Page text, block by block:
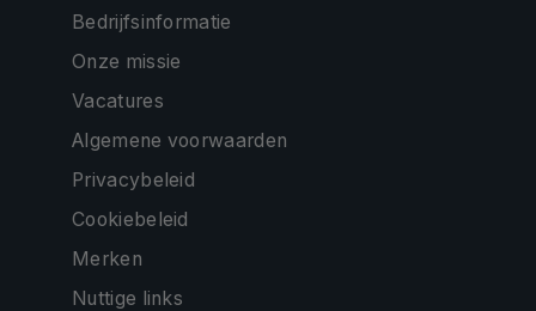
Bedrijfsinformatie
Onze missie
Vacatures
Algemene voorwaarden
Privacybeleid
Cookiebeleid
Merken
Nuttige links